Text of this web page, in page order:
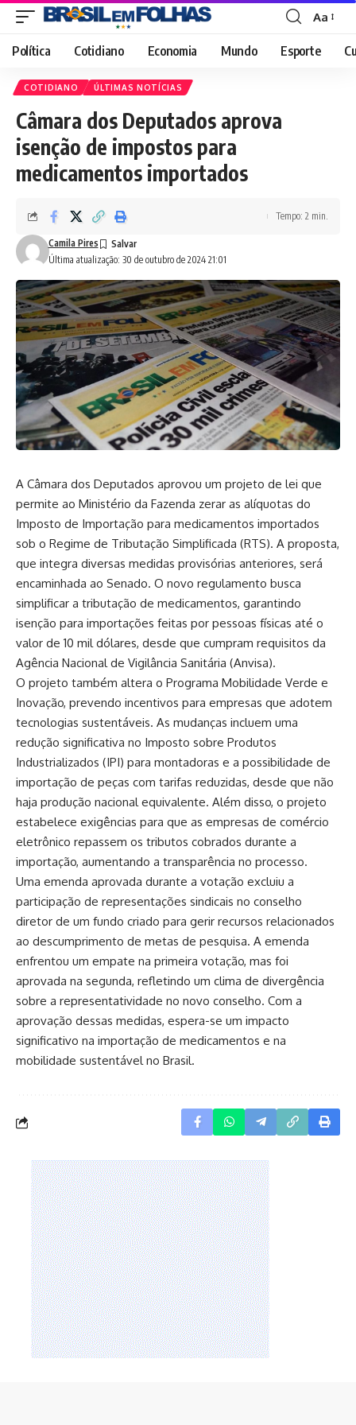
Font
Resizer
Aa
Política Cotidiano Economia Mundo Esporte
COTIDIANO ÚLTIMAS NOTÍCIAS
Câmara dos Deputados aprova
isenção de impostos para
medicamentos importados
Última atualização: 30 de outubro de 2024 21:01
Camila Pires
Tempo: 2 min.
A Câmara dos Deputados aprovou um projeto de lei que
permite ao Ministério da Fazenda zerar as alíquotas do
Imposto de Importação para medicamentos importados
sob o Regime de Tributação Simplificada (RTS). A proposta,
que integra diversas medidas provisórias anteriores, será
encaminhada ao Senado. O novo regulamento busca
simplificar a tributação de medicamentos, garantindo
isenção para importações feitas por pessoas físicas até o
valor de 10 mil dólares, desde que cumpram requisitos da
Agência Nacional de Vigilância Sanitária (Anvisa).
O projeto também altera o Programa Mobilidade Verde e
Inovação, prevendo incentivos para empresas que adotem
tecnologias sustentáveis. As mudanças incluem uma
redução significativa no Imposto sobre Produtos
Industrializados (IPI) para montadoras e a possibilidade de
importação de peças com tarifas reduzidas, desde que não
haja produção nacional equivalente. Além disso, o projeto
estabelece exigências para que as empresas de comércio
eletrônico repassem os tributos cobrados durante a
importação, aumentando a transparência no processo.
Uma emenda aprovada durante a votação excluiu a
participação de representações sindicais no conselho
diretor de um fundo criado para gerir recursos relacionados
ao descumprimento de metas de pesquisa. A emenda
enfrentou um empate na primeira votação, mas foi
aprovada na segunda, refletindo um clima de divergência
sobre a representatividade no novo conselho. Com a
aprovação dessas medidas, espera-se um impacto
significativo na importação de medicamentos e na
mobilidade sustentável no Brasil.